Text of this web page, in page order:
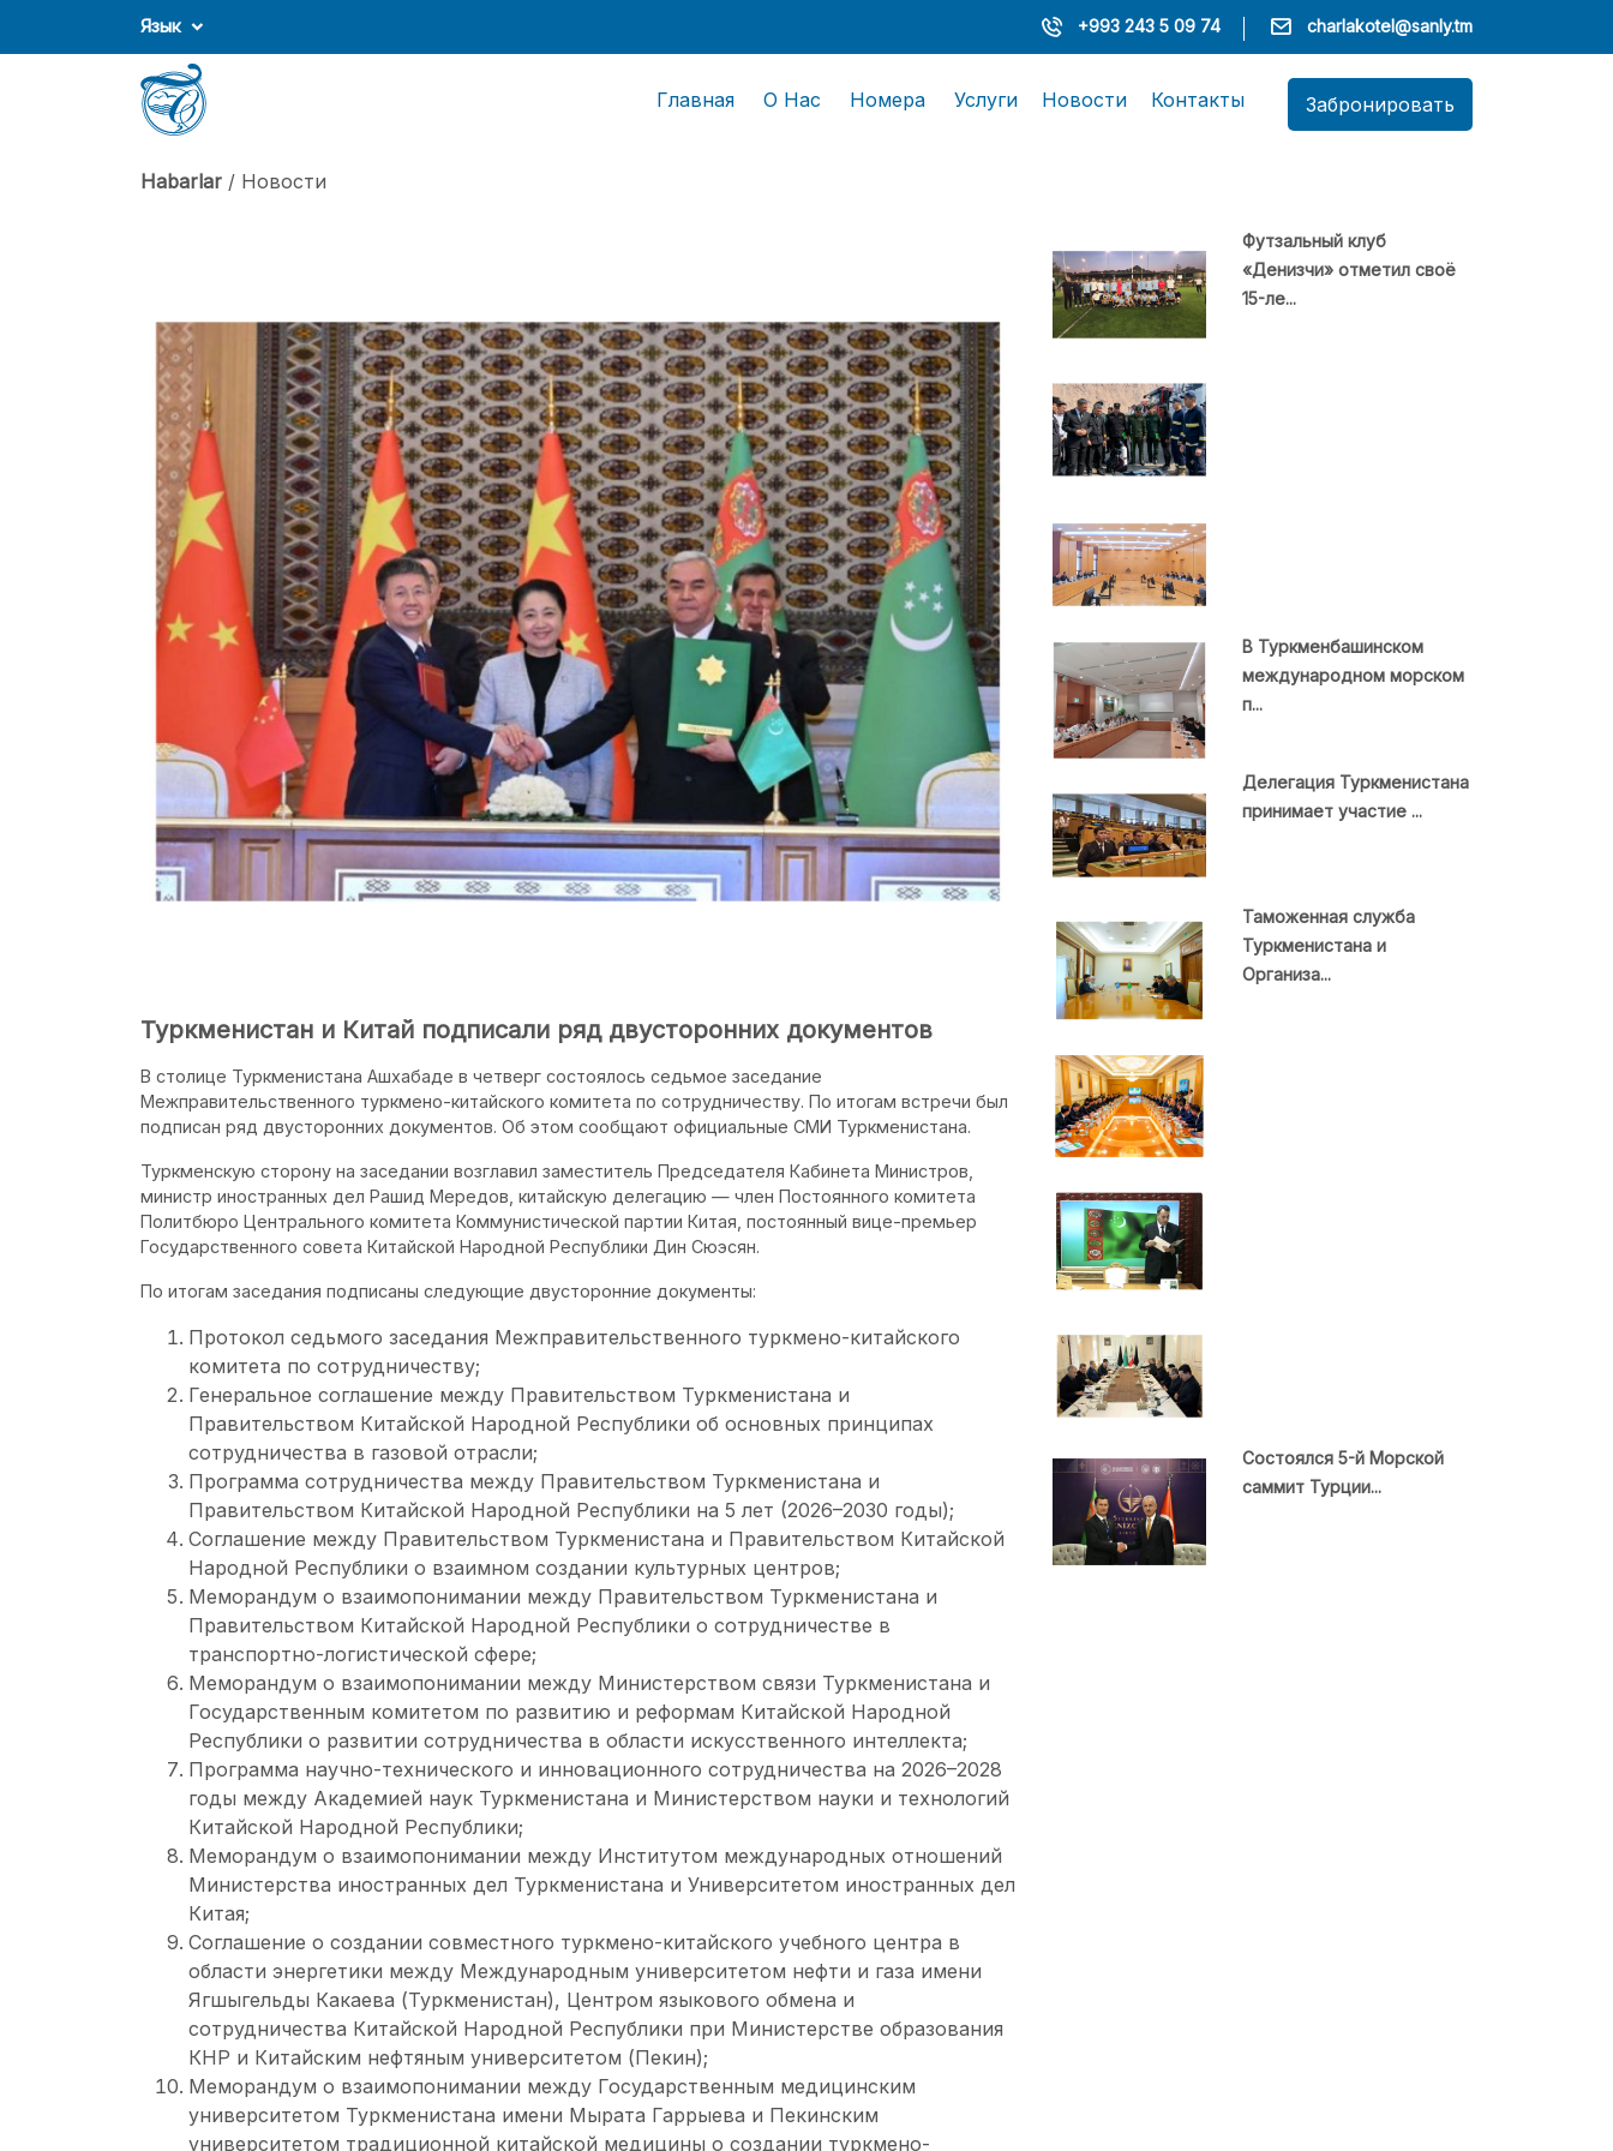
Язык +993 243 5 09 74 charlakotel@sanly.tm
Главная О Нас Номера Услуги Новости Контакты Забронировать
Habarlar / Новости
Туркменистан и Китай подписали ряд двусторонних документов
В столице Туркменистана Ашхабаде в четверг состоялось седьмое заседание
Межправительственного туркмено-китайского комитета по сотрудничеству. По итогам встречи был
подписан ряд двусторонних документов. Об этом сообщают официальные СМИ Туркменистана.
Туркменскую сторону на заседании возглавил заместитель Председателя Кабинета Министров,
министр иностранных дел Рашид Мередов, китайскую делегацию — член Постоянного комитета
Политбюро Центрального комитета Коммунистической партии Китая, постоянный вице-премьер
Государственного совета Китайской Народной Республики Дин Сюэсян.
По итогам заседания подписаны следующие двусторонние документы:
Протокол седьмого заседания Межправительственного туркмено-китайского
комитета по сотрудничеству;
Генеральное соглашение между Правительством Туркменистана и
Правительством Китайской Народной Республики об основных принципах
сотрудничества в газовой отрасли;
Программа сотрудничества между Правительством Туркменистана и
Правительством Китайской Народной Республики на 5 лет (2026–2030 годы);
Соглашение между Правительством Туркменистана и Правительством Китайской
Народной Республики о взаимном создании культурных центров;
Меморандум о взаимопонимании между Правительством Туркменистана и
Правительством Китайской Народной Республики о сотрудничестве в
транспортно-логистической сфере;
Меморандум о взаимопонимании между Министерством связи Туркменистана и
Государственным комитетом по развитию и реформам Китайской Народной
Республики о развитии сотрудничества в области искусственного интеллекта;
Программа научно-технического и инновационного сотрудничества на 2026–2028
годы между Академией наук Туркменистана и Министерством науки и технологий
Китайской Народной Республики;
Меморандум о взаимопонимании между Институтом международных отношений
Министерства иностранных дел Туркменистана и Университетом иностранных дел
Китая;
Соглашение о создании совместного туркмено-китайского учебного центра в
области энергетики между Международным университетом нефти и газа имени
Ягшыгельды Какаева (Туркменистан), Центром языкового обмена и
сотрудничества Китайской Народной Республики при Министерстве образования
КНР и Китайским нефтяным университетом (Пекин);
Меморандум о взаимопонимании между Государственным медицинским
университетом Туркменистана имени Мырата Гаррыева и Пекинским
университетом традиционной китайской медицины о создании туркмено-
Футзальный клуб
«Денизчи» отметил своё
15-ле...
В Туркменбашинском
международном морском
п...
Делегация Туркменистана
принимает участие ...
Таможенная служба
Туркменистана и
Организа...
Состоялся 5-й Морской
саммит Турции...